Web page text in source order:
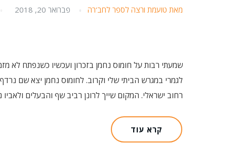
מאת טועמת ורצה לספר לחב'רה פברואר 20, 2018
שמעתי רבות על חומוס נחמן בזכרון ועכשיו כשנפתח לא
לגמרי במגרש הביתי שלי וקרוב. לחומוס נחמן יצא שם
רחוב ישראלי. המקום שייך לרונן רביב שף והבעלים
קרא עוד